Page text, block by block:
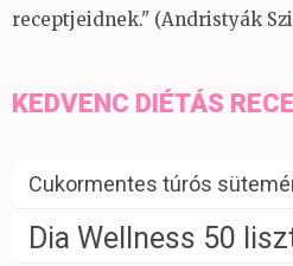
receptjeidnek." (Andristyák
KEDVENC DIÉTÁS
Cukormentes túrós
Dia Wellness 50